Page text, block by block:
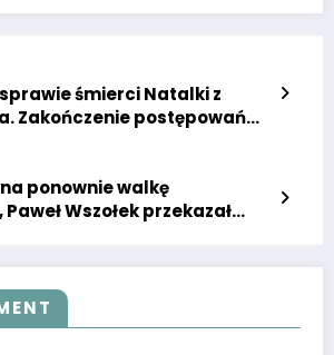
śmierci Natalki z
Zakończenie postępowań
ponownie walkę
Wszołek przekazał